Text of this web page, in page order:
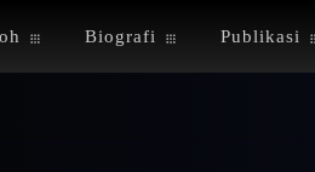
Biografi Publikasi